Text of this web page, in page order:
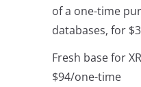
of a one-time
databases, for
Fresh base for
$94/one-time